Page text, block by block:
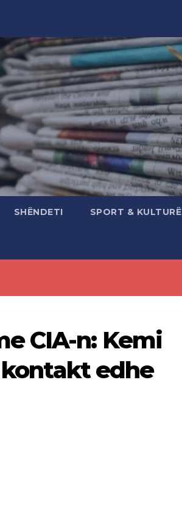
SHËNDETI SPORT & KULTURË
CIA-n: Kemi
edhe